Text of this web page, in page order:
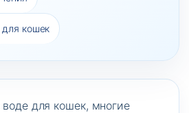
кошек
воде для кошек, многие